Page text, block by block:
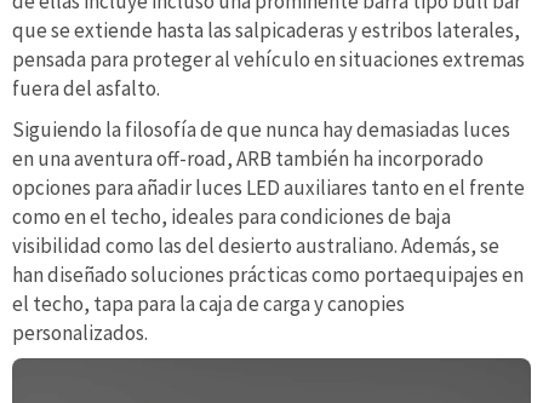
que se extiende hasta las salpicaderas y estribos laterales,
pensada para proteger al vehículo en situaciones extremas
fuera del asfalto.
Siguiendo la filosofía de que nunca hay demasiadas luces
en una aventura off-road, ARB también ha incorporado
opciones para añadir luces LED auxiliares tanto en el frente
como en el techo, ideales para condiciones de baja
visibilidad como las del desierto australiano. Además, se
han diseñado soluciones prácticas como portaequipajes en
el techo, tapa para la caja de carga y canopies
personalizados.